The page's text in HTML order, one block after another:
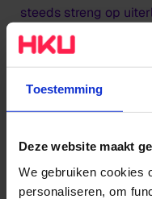
Toestemming
Deze website maakt
We gebruiken cookies
personaliseren, om
steeds streng op
Naar aanleiding van
groenten en fruit
kwam ik tot de
alleen bij de
agrariërs en